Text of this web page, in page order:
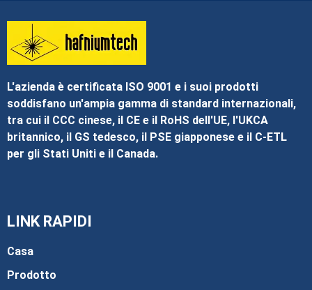
L'azienda è certificata ISO 9001 e i suoi prodotti
soddisfano un'ampia gamma di standard internazionali,
tra cui il CCC cinese, il CE e il RoHS dell'UE, l'UKCA
britannico, il GS tedesco, il PSE giapponese e il C-ETL
per gli Stati Uniti e il Canada.
LINK RAPIDI
Casa
Prodotto